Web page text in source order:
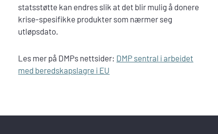
statsstøtte kan endres slik at det blir mulig å donere
krise-spesifikke produkter som nærmer seg
utløpsdato.
Les mer på DMPs nettsider: DMP sentral i arbeidet
med beredskapslagre i EU